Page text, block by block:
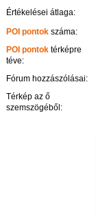
Értékelései átlaga:
POI pontok száma:
POI pontok térképre
téve:
Fórum hozzászólásai:
Térkép az ő
szemszögéből: